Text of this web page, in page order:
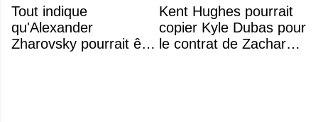
Tout indique
qu'Alexander
Zharovsky pourrait être
Kent Hughes pourrait
copier Kyle Dubas pour
le contrat de Zachary